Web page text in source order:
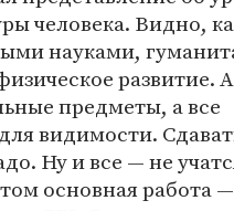
человека. Видно,
науками,
развитие.
предметы, а все
видимости.
Ну и все — не
основная работа —